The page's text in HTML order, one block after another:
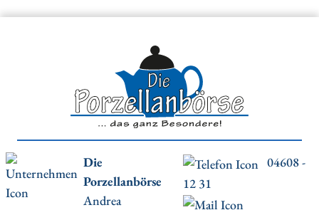
Die
Porzellanbörse
Andrea
04608 -
12 31